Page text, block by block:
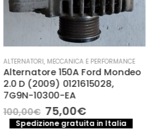
ALTERNATORI,MECCANICA E PERFORMANCE
Alternatore 150A Ford Mondeo
2.0 D (2009) 0121615028,
7G9N-10300-EA
100,00€ Il
prezzo
originale
75,00€Il
prezzo
attuale
Spedizione gratuita in Italia